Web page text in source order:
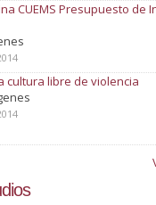
CUEMS Presupuesto de
cultura libre de violencia